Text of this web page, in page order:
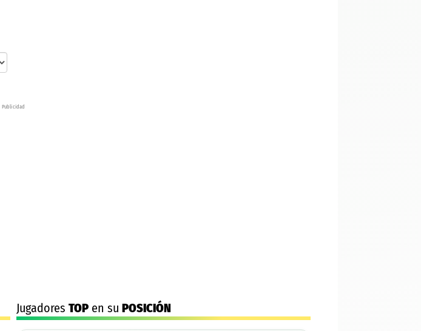
Publicidad
Jugadores TOP en su POSICIÓN